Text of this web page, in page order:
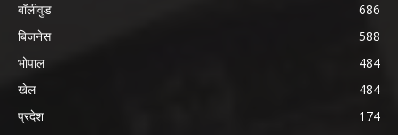
बॉलीवुड
686
बिजनेस
588
भोपाल
484
खेल
484
प्रदेश
174